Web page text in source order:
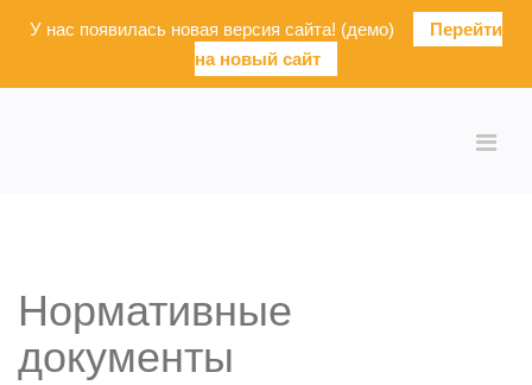
У нас появилась новая версия сайта! (демо)
Перейти
на новый сайт
Нормативные
документы